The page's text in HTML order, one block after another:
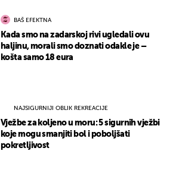
BAŠ EFEKTNA
Kada smo na zadarskoj rivi ugledali ovu
haljinu, morali smo doznati odakle je –
košta samo 18 eura
NAJSIGURNIJI OBLIK REKREACIJE
Vježbe za koljeno u moru: 5 sigurnih vježbi
koje mogu smanjiti bol i poboljšati
pokretljivost